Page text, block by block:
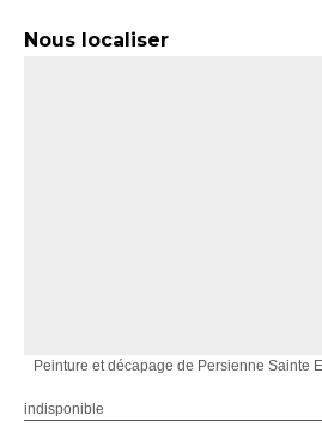
Nous localiser
Peinture et décapage de Persienne Sainte
indisponible